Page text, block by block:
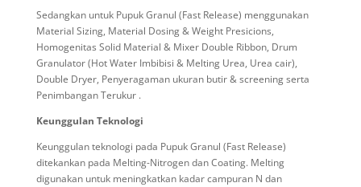
Sedangkan untuk Pupuk Granul (Fast Release) menggunakan
Material Sizing, Material Dosing& Weight Presicions,
Homogenitas Solid Material &Mixer Double Ribbon, Drum
Granulator(Hot Water Imbibisi & Melting Urea, Urea cair),
Double Dryer, Penyeragaman ukuran butir&screeningserta
Penimbangan Terukur.
Keunggulan Teknologi
Keunggulan teknologi pada Pupuk Granul (Fast Release)
ditekankan pada Melting-Nitrogen dan Coating. Melting
digunakan untuk meningkatkan kadar campuran N dan